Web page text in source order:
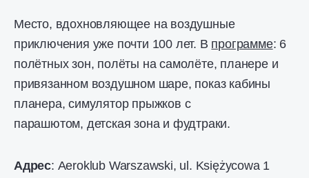
Место, вдохновляющее на воздушные
приключения уже почти 100 лет. В программе: 6
полётных зон, полёты на самолёте, планере и
привязанном воздушном шаре, показ кабины
планера, симулятор прыжков с
парашютом, детская зона и фудтраки.
Адрес: Aeroklub Warszawski, ul. Księżycowa 1